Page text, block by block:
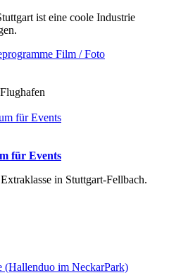
ist eine coole Industrie
Film / Foto
für Events
in Stuttgart-Fellbach.